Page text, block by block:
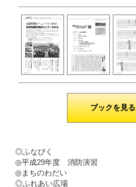
ブックを見る
◎ふなぴく
◎平成29年度 消防演習
◎まちのわだい
◎ふれあい広場
動作環境
リンク集